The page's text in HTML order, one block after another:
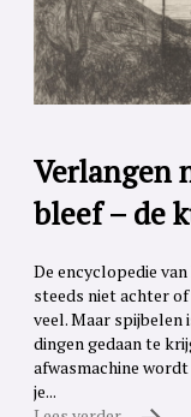
Verlangen
bleef – de
De encyclopedie
steeds niet achter
veel. Maar spijbelen
dingen gedaan te
afwasmachine
je...